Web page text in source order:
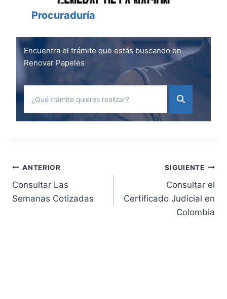
Procuraduría
Encuentra el trámite que estás buscando en
Renovar Papeles
Navegación
de
ANTERIOR
Consultar Las
Semanas Cotizadas
SIGUIENTE
Consultar el
Certificado Judicial en
Colombia